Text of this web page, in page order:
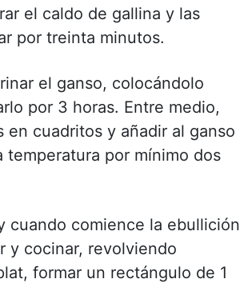
el caldo de gallina y las
por treinta minutos.
el ganso, colocándolo
por 3 horas. Entre medio,
cuadritos y añadir al ganso
por mínimo dos
cuando comience la ebullición
y cocinar, revolviendo
formar un rectángulo de 1